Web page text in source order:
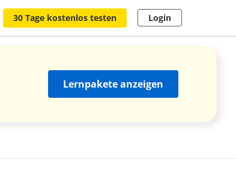
30 Tage kostenlos testen Login
Lernpakete anzeigen